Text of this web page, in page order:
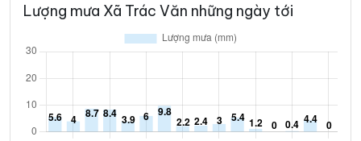
Lượng mưa Xã Trác Văn những ngày tới